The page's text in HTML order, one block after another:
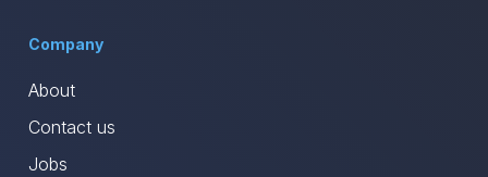
Company
About
Contact us
Jobs